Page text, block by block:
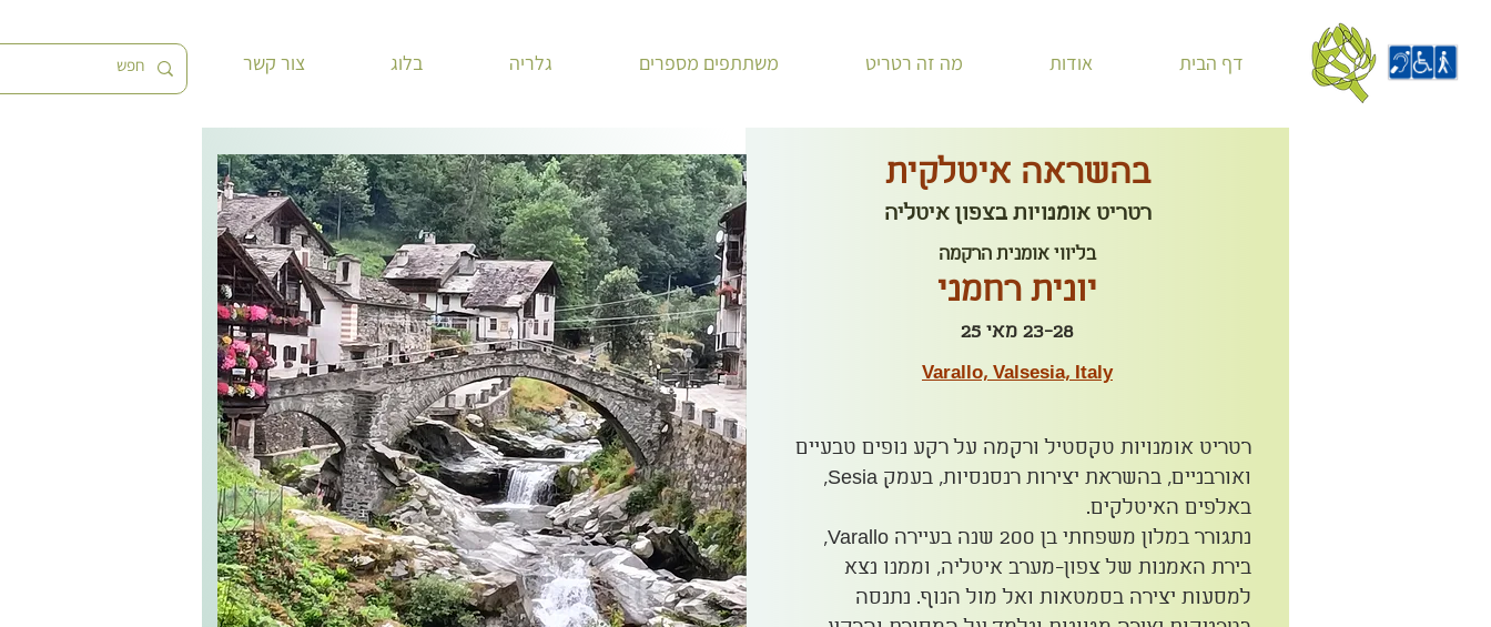
דף הבית אודות מה זה רטריט משתתפים מספרים גלריה בלוג צור קשר
בהשראה איטלקית
רטריט אומנויות בצפון איטליה
בליווי אומנית הרקמה
יונית רחמני
23-28 מאי 25
Varallo, Valsesia, Italy
רטריט אומנויות טקסטיל ורקמה על רקע נופים טבעיים
ואורבניים, בהשראת יצירות רנסנסיות, בעמק Sesia,
באלפים האיטלקים.
נתגורר במלון משפחתי בן 200 שנה בעיירה Varallo,
בירת האמנות של צפון-מערב איטליה, וממנו נצא
למסעות יצירה בסמטאות ואל מול הנוף. נתנסה